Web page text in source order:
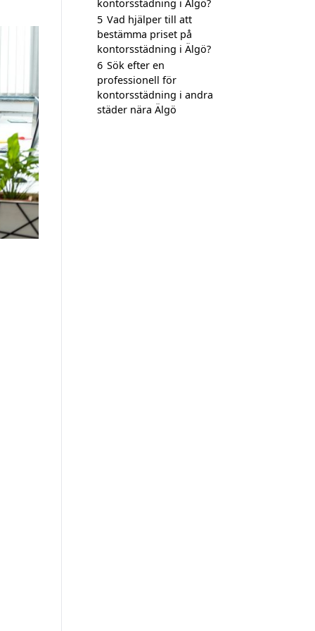
kontorsstädning i Älgö?
5 Vad hjälper till att
bestämma priset på
kontorsstädning i Älgö?
6 Sök efter en
professionell för
kontorsstädning i andra
städer nära Älgö